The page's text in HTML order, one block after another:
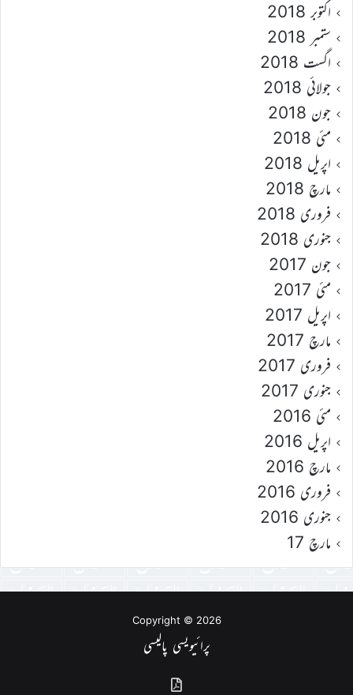
اکتوبر 2018
ستمبر 2018
اگست 2018
جولائی 2018
جون 2018
مئی 2018
اپریل 2018
مارچ 2018
فروری 2018
جنوری 2018
جون 2017
مئی 2017
اپریل 2017
مارچ 2017
فروری 2017
جنوری 2017
مئی 2016
اپریل 2016
مارچ 2016
فروری 2016
جنوری 2016
مارچ 17
Copyright © 2026
پرائیویسی پالیسی
گذشتہ